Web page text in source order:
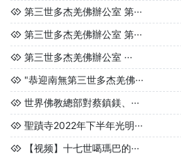
第三世多杰羌佛辦公室 第···
第三世多杰羌佛辦公室 第···
第三世多杰羌佛辦公室 ···
"恭迎南無第三世多杰羌佛···
世界佛教總部對蔡鎮鎂、···
聖蹟寺2022年下半年光明···
【视频】十七世噶瑪巴的···